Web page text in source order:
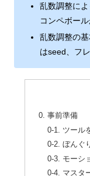
乱数調整に
コンペボール
乱数調整の
はseed、フ
0. 事前準備
0-1. ツール
0-2. ぼんぐ
0-3. モーシ
0-4. マスタ